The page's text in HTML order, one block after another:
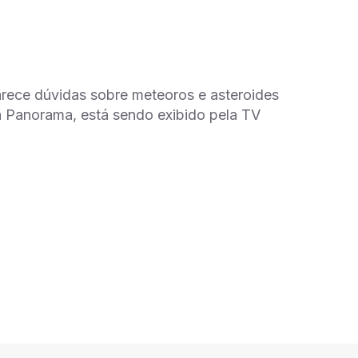
dúvidas sobre meteoros e asteroides
está sendo exibido pela TV